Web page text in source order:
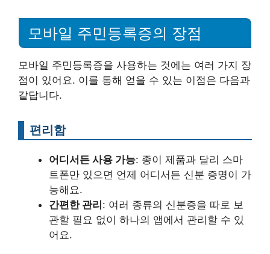
모바일 주민등록증의 장점
모바일 주민등록증을 사용하는 것에는 여러 가지 장
점이 있어요. 이를 통해 얻을 수 있는 이점은 다음과
같답니다.
편리함
어디서든 사용 가능: 종이 제품과 달리 스마
트폰만 있으면 언제 어디서든 신분 증명이 가
능해요.
간편한 관리 : 여러 종류의 신분증을 따로 보
관할 필요 없이 하나의 앱에서 관리할 수 있
어요.